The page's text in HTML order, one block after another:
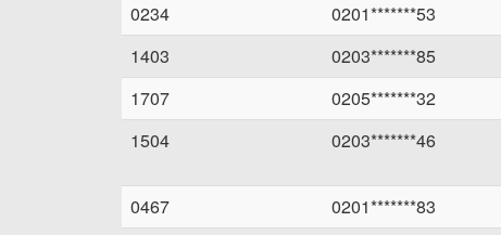
0234
0201*******53
1403
0203*******85
1707
0205*******32
1504
0203*******46
0467 0201*******83